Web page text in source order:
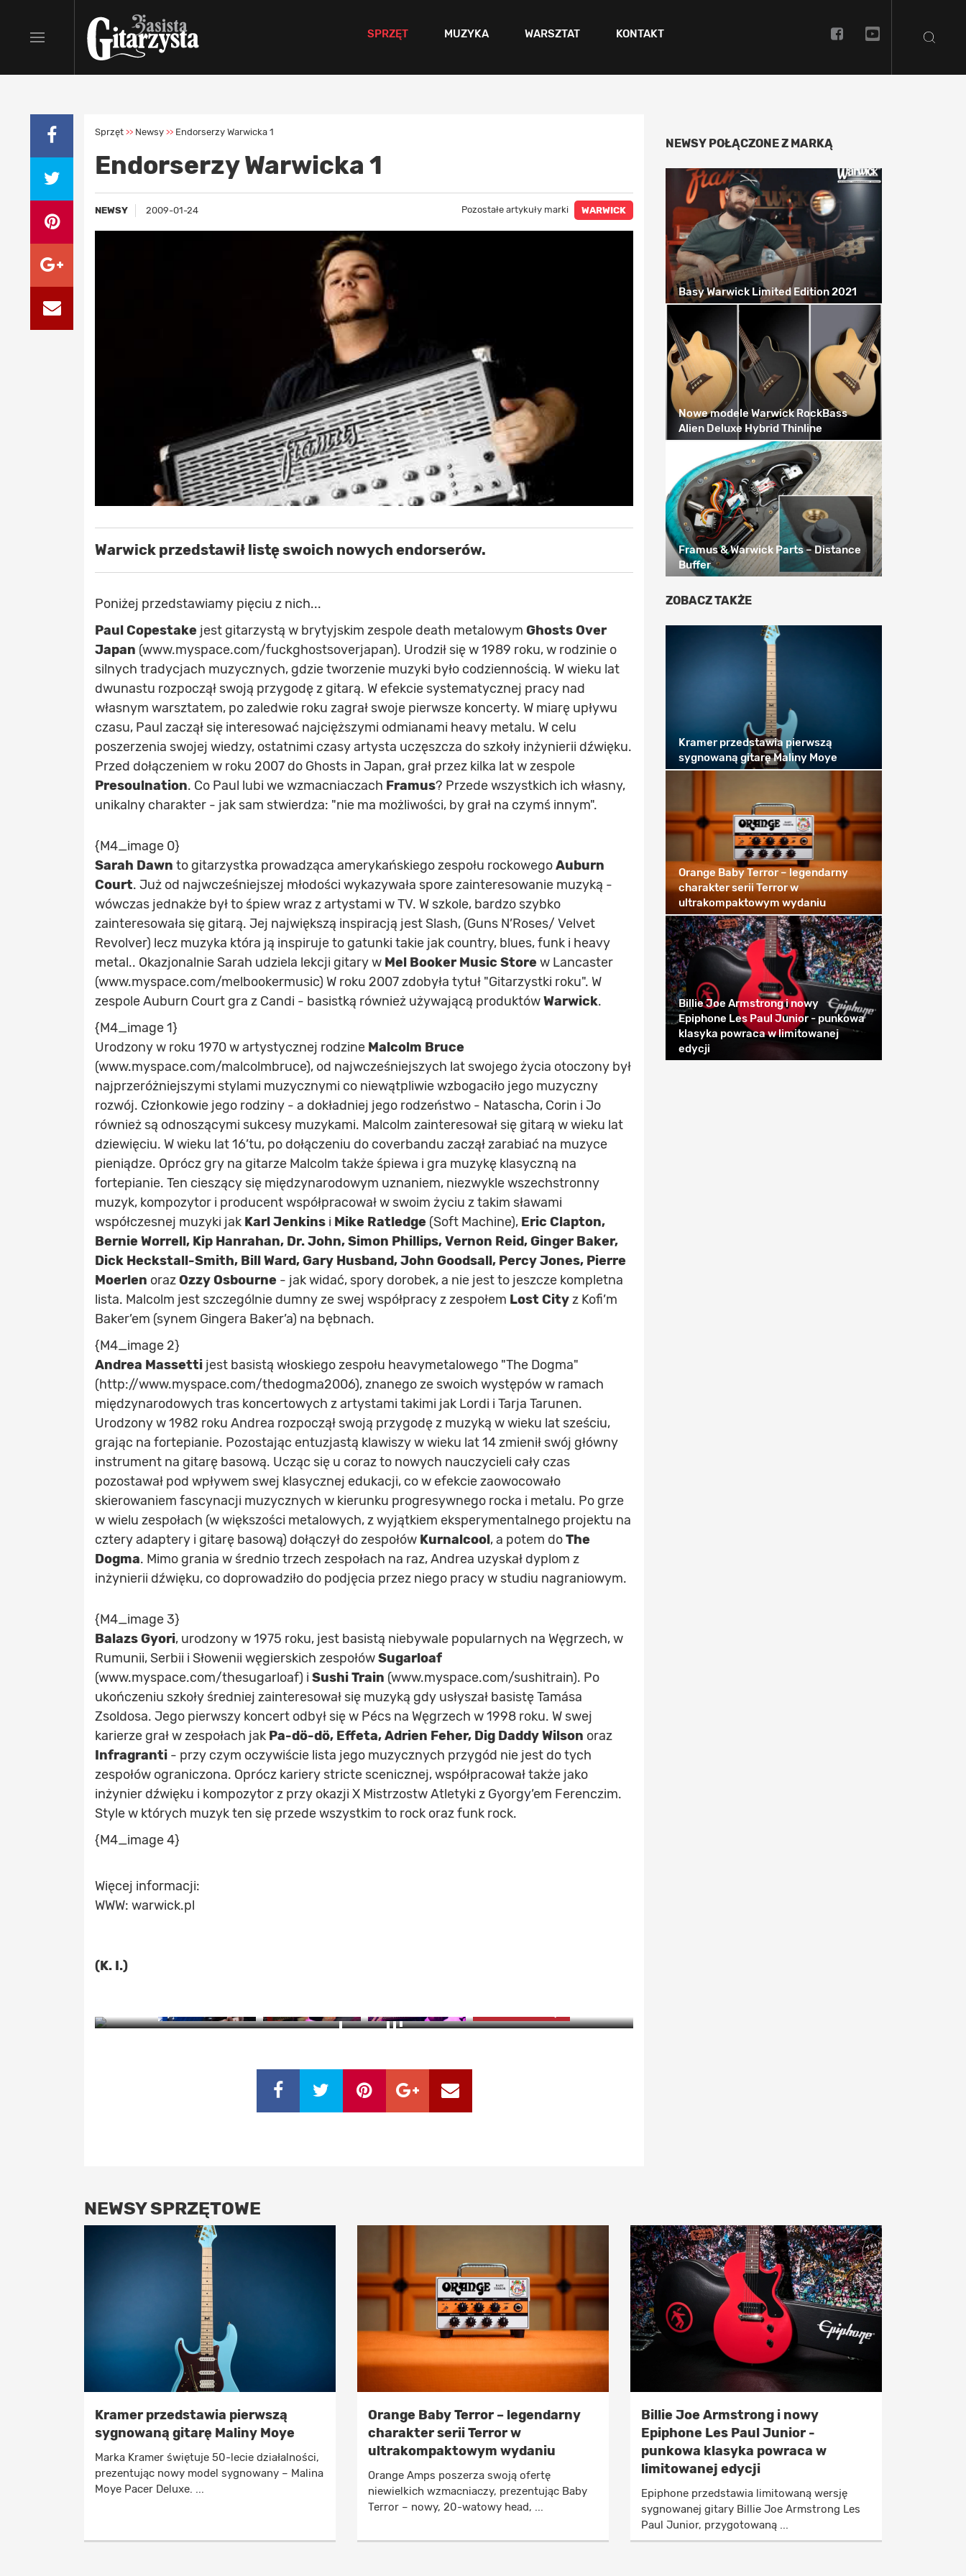
SPRZĘT MUZYKA WARSZTAT KONTAKT
Sprzęt >> Newsy >> Endorserzy Warwicka 1
Endorserzy Warwicka 1
NEWSY 2009-01-24 Pozostałe artykuły marki WARWICK
Warwick przedstawił listę swoich nowych endorserów.
Poniżej przedstawiamy pięciu z nich...
Paul Copestake jest gitarzystą w brytyjskim zespole death metalowym Ghosts Over
Japan (www.myspace.com/fuckghostsoverjapan). Urodził się w 1989 roku, w rodzinie o
silnych tradycjach muzycznych, gdzie tworzenie muzyki było codziennością. W wieku lat
dwunastu rozpoczął swoją przygodę z gitarą. W efekcie systematycznej pracy nad
własnym warsztatem, po zaledwie roku zagrał swoje pierwsze koncerty. W miarę upływu
czasu, Paul zaczął się interesować najcięższymi odmianami heavy metalu. W celu
poszerzenia swojej wiedzy, ostatnimi czasy artysta uczęszcza do szkoły inżynierii dźwięku.
Przed dołączeniem w roku 2007 do Ghosts in Japan, grał przez kilka lat w zespole
Presoulnation. Co Paul lubi we wzmacniaczach Framus? Przede wszystkich ich własny,
unikalny charakter - jak sam stwierdza: "nie ma możliwości, by grał na czymś innym".
{M4_image 0}
Sarah Dawn to gitarzystka prowadząca amerykańskiego zespołu rockowegoAuburn
Court. Już od najwcześniejszej młodości wykazywała spore zainteresowanie muzyką -
wówczas jednakże był to śpiew wraz z artystami w TV. W szkole, bardzo szybko
zainteresowała się gitarą. Jej największą inspiracją jest Slash, (Guns N’Roses/ Velvet
Revolver) lecz muzyka która ją inspiruje to gatunki takie jak country, blues, funk i heavy
metal.. Okazjonalnie Sarah udziela lekcji gitary w Mel Booker Music Store w Lancaster
(www.myspace.com/melbookermusic) W roku 2007 zdobyła tytuł "Gitarzystki roku". W
zespole Auburn Court gra z Candi - basistką również używającą produktówWarwick.
{M4_image 1}
Urodzony w roku 1970 w artystycznej rodzine Malcolm Bruce
(www.myspace.com/malcolmbruce), od najwcześniejszych lat swojego życia otoczony był
najprzeróżniejszymi stylami muzycznymi co niewątpliwie wzbogaciło jego muzyczny
rozwój. Członkowie jego rodziny - a dokładniej jego rodzeństwo - Natascha, Corin i Jo
również są odnoszącymi sukcesy muzykami. Malcolm zainteresował się gitarą w wieku lat
dziewięciu. W wieku lat 16’tu, po dołączeniu do coverbandu zaczął zarabiać na muzyce
pieniądze. Oprócz gry na gitarze Malcolm także śpiewa i gra muzykę klasyczną na
fortepianie. Ten cieszący się międzynarodowym uznaniem, niezwykle wszechstronny
muzyk, kompozytor i producent współpracował w swoim życiu z takim sławami
współczesnej muzyki jak Karl Jenkins i Mike Ratledge (Soft Machine), Eric Clapton,
Bernie Worrell, Kip Hanrahan, Dr. John, Simon Phillips, Vernon Reid, Ginger Baker,
Dick Heckstall-Smith, Bill Ward, Gary Husband, John Goodsall, Percy Jones, Pierre
Moerlen orazOzzy Osbourne - jak widać, spory dorobek, a nie jest to jeszcze kompletna
lista. Malcolm jest szczególnie dumny ze swej współpracy z zespołem Lost Cityz Kofi’m
Baker’em (synem Gingera Baker’a) na bębnach.
{M4_image 2}
Andrea Massetti jest basistą włoskiego zespołu heavymetalowego "The Dogma"
(http://www.myspace.com/thedogma2006), znanego ze swoich występów w ramach
międzynarodowych tras koncertowych z artystami takimi jak Lordi i Tarja Tarunen.
Urodzony w 1982 roku Andrea rozpoczął swoją przygodę z muzyką w wieku lat sześciu,
grając na fortepianie. Pozostając entuzjastą klawiszy w wieku lat 14 zmienił swój główny
instrument na gitarę basową. Ucząc się u coraz to nowych nauczycieli cały czas
pozostawał pod wpływem swej klasycznej edukacji, co w efekcie zaowocowało
skierowaniem fascynacji muzycznych w kierunku progresywnego rocka i metalu. Po grze
w wielu zespołach (w większości metalowych, z wyjątkiem eksperymentalnego projektu na
cztery adaptery i gitarę basową) dołączył do zespołów Kurnalcool, a potem doThe
Dogma. Mimo grania w średnio trzech zespołach na raz, Andrea uzyskał dyplom z
inżynierii dźwięku, co doprowadziło do podjęcia przez niego pracy w studiu nagraniowym.
{M4_image 3}
Balazs Gyori, urodzony w 1975 roku, jest basistą niebywale popularnych na Węgrzech, w
Rumunii, Serbii i Słowenii węgierskich zespołówSugarloaf
(www.myspace.com/thesugarloaf) i Sushi Train (www.myspace.com/sushitrain). Po
ukończeniu szkoły średniej zainteresował się muzyką gdy usłyszał basistę Tamása
Zsoldosa. Jego pierwszy koncert odbył się w Pécs na Węgrzech w 1998 roku. W swej
karierze grał w zespołach jak Pa-dö-dö, Effeta, Adrien Feher, Dig Daddy Wilson oraz
Infragranti - przy czym oczywiście lista jego muzycznych przygód nie jest do tych
zespołów ograniczona. Oprócz kariery stricte scenicznej, współpracował także jako
inżynier dźwięku i kompozytor z przy okazji X Mistrzostw Atletyki z Gyorgy’em Ferenczim.
Style w których muzyk ten się przede wszystkim to rock oraz funk rock.
{M4_image 4}
Więcej informacji:
WWW: warwick.pl
(K. I.)
NEWSY POŁĄCZONE Z MARKĄ
Basy Warwick Limited Edition 2021
Nowe modele Warwick RockBass
Alien Deluxe Hybrid Thinline
Framus & Warwick Parts – Distance
Buffer
ZOBACZ TAKŻE
Kramer przedstawia pierwszą
sygnowaną gitarę Maliny Moye
Orange Baby Terror – legendarny
charakter serii Terror w
ultrakompaktowym wydaniu
Billie Joe Armstrong i nowy
Epiphone Les Paul Junior - punkowa
klasyka powraca w limitowanej
edycji
NEWSY SPRZĘTOWE
Kramer przedstawia pierwszą
sygnowaną gitarę Maliny Moye
Marka Kramer świętuje 50-lecie działalności,
prezentując nowy model sygnowany – Malina
Moye Pacer Deluxe. ...
Orange Baby Terror – legendarny
charakter serii Terror w
ultrakompaktowym wydaniu
Orange Amps poszerza swoją ofertę
niewielkich wzmacniaczy, prezentując Baby
Terror – nowy, 20-watowy head, ...
Billie Joe Armstrong i nowy
Epiphone Les Paul Junior -
punkowa klasyka powraca w
limitowanej edycji
Epiphone przedstawia limitowaną wersję
sygnowanej gitary Billie Joe Armstrong Les
Paul Junior, przygotowaną ...